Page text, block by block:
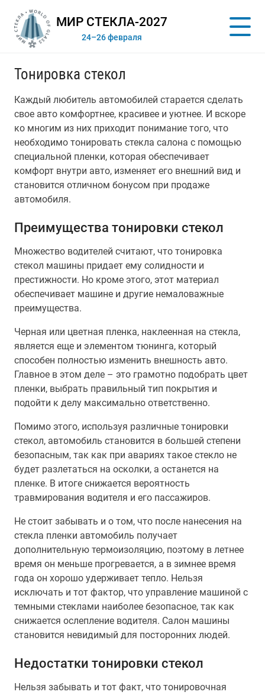
МИР СТЕКЛА-2027
24–26 февраля
Тонировка стекол
Каждый любитель автомобилей старается сделать
свое авто комфортнее, красивее и уютнее. И вскоре
ко многим из них приходит понимание того, что
необходимо тонировать стекла салона с помощью
специальной пленки, которая обеспечивает
комфорт внутри авто, изменяет его внешний вид и
становится отличном бонусом при продаже
автомобиля.
Преимущества тонировки стекол
Множество водителей считают, что тонировка
стекол машины придает ему солидности и
престижности. Но кроме этого, этот материал
обеспечивает машине и другие немаловажные
преимущества.
Черная или цветная пленка, наклеенная на стекла,
является еще и элементом тюнинга, который
способен полностью изменить внешность авто.
Главное в этом деле – это грамотно подобрать цвет
пленки, выбрать правильный тип покрытия и
подойти к делу максимально ответственно.
Помимо этого, используя различные тонировки
стекол, автомобиль становится в большей степени
безопасным, так как при авариях такое стекло не
будет разлетаться на осколки, а останется на
пленке. В итоге снижается вероятность
травмирования водителя и его пассажиров.
Не стоит забывать и о том, что после нанесения на
стекла пленки автомобиль получает
дополнительную термоизоляцию, поэтому в летнее
время он меньше прогревается, а в зимнее время
года он хорошо удерживает тепло. Нельзя
исключать и тот фактор, что управление машиной с
темными стеклами наиболее безопасное, так как
снижается ослепление водителя. Салон машины
становится невидимый для посторонних людей.
Недостатки тонировки стекол
Нельзя забывать и тот факт, что тонировочная